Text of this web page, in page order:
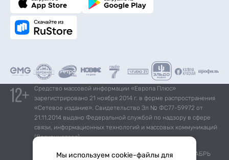
Средство массовой информации «Европа Плюс»
зарегистрировано 21 ноября 2014 г. в форме распространения
«Сетевое издание». Свидетельство Эл № ФС77-59972 от
21.11.2014 выдано Федеральной службой по надзору в сфере
связи, информационных технологий и массовых коммуникаций
(Роскомнадзор).
*Mediascope, Radio Index – РОССИЯ 100К+, ИЮЛЬ - ДЕКАБРЬ
Мы используем cookie-файлы для